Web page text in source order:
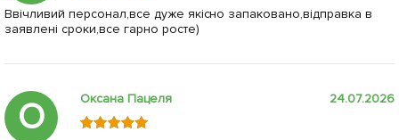
Ввічливий персонал,все дуже якісно запаковано,відправка в
заявлені сроки,все гарно росте)
О Оксана Пацеля 24.07.2026